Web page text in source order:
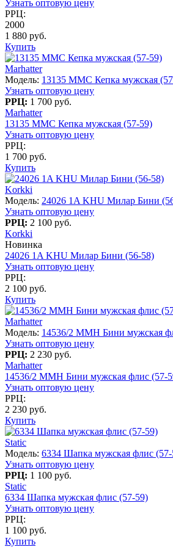
Узнать оптовую цену
РРЦ:
2000
1 880 руб.
Купить
Marhatter
Модель: 13135 MMC Кепка мужская
Узнать оптовую цену
РРЦ: 1 700 руб.
Marhatter
13135 MMC Кепка мужская (57-59)
Узнать оптовую цену
РРЦ:
1 700 руб.
Купить
Korkki
Модель: 24026 1A KHU Милар Бини
Узнать оптовую цену
РРЦ: 2 100 руб.
Korkki
Новинка
24026 1A KHU Милар Бини (56-58)
Узнать оптовую цену
РРЦ:
2 100 руб.
Купить
Marhatter
Модель: 14536/2 MMH Бини мужская
Узнать оптовую цену
РРЦ: 2 230 руб.
Marhatter
14536/2 MMH Бини мужская флис (57-
Узнать оптовую цену
РРЦ:
2 230 руб.
Купить
Static
Модель: 6334 Шапка мужская флис
Узнать оптовую цену
РРЦ: 1 100 руб.
Static
6334 Шапка мужская флис (57-59)
Узнать оптовую цену
РРЦ:
1 100 руб.
Купить